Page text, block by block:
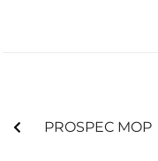
PROSPEC MOP